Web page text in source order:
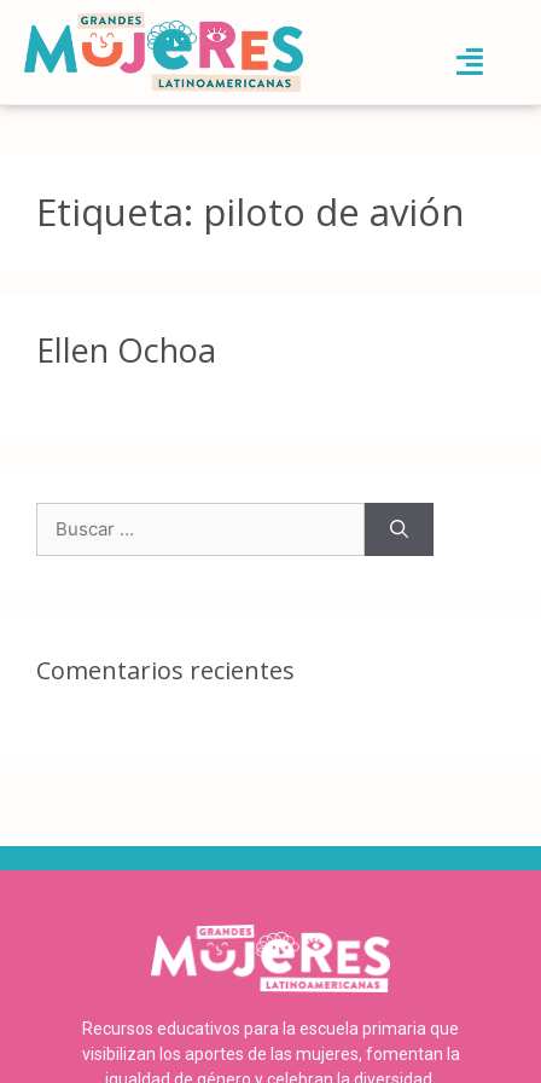
Etiqueta: piloto de avión
Ellen Ochoa
Comentarios recientes
Recursos educativos para la escuela primaria que
visibilizan los aportes de las mujeres, fomentan la
igualdad de género y celebran la diversidad.